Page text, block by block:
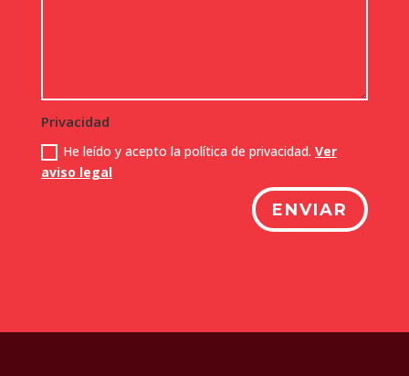
Privacidad
He leído y acepto la política de privacidad.Ver
aviso legal
ENVIAR